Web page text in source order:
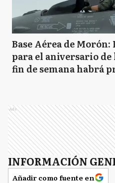
LF Las
L Lezama
L Lobería
M Maipú
Base Aérea de
para el aniversario de
fin de semana habrá
Ads
INFORMACIÓN
Añadir como fuente en